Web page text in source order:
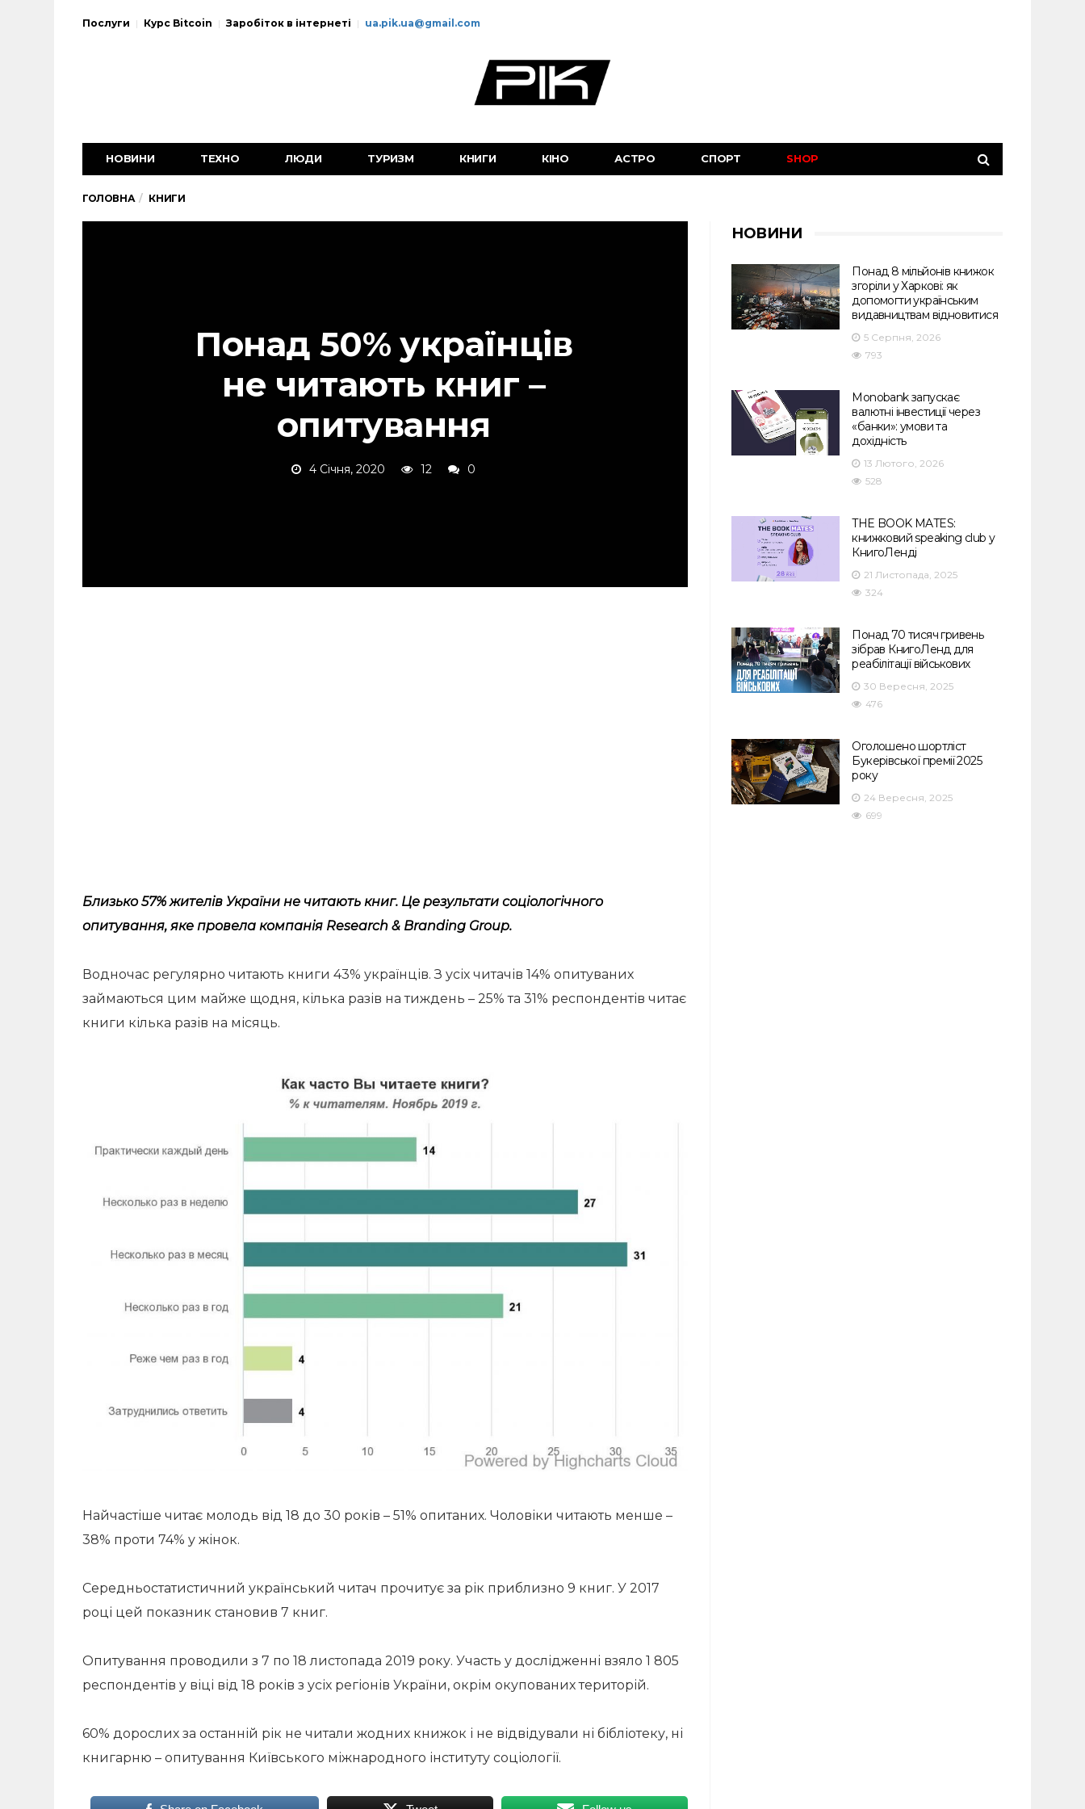
Послуги Курс Bitcoin Заробіток в інтернеті ua.pik.ua@gmail.com
НОВИНИ ТЕХНО ЛЮДИ ТУРИЗМ КНИГИ КІНО АСТРО СПОРТ SHOP
ГОЛОВНА КНИГИ
Понад 50% українців
не читають книг –
опитування
4 Січня, 2020 12 0
Близько 57% жителів України не читають книг. Це результати соціологічного
опитування, яке провела компанія Research & Branding Group.
Водночас регулярно читають книги 43% українців. З усіх читачів 14% опитуваних
займаються цим майже щодня, кілька разів на тиждень – 25% та 31% респондентів читає
книги кілька разів на місяць.
Найчастіше читає молодь від 18 до 30 років – 51% опитаних. Чоловіки читають менше –
38% проти 74% у жінок.
Середньостатистичний український читач прочитує за рік приблизно 9 книг. У 2017
році цей показник становив 7 книг.
Опитування проводили з 7 по 18 листопада 2019 року. Участь у дослідженні взяло 1 805
респондентів у віці від 18 років з усіх регіонів України, окрім окупованих територій.
60% дорослих за останній рік не читали жодних книжок і не відвідували ні бібліотеку, ні
книгарню – опитування Київського міжнародного інституту соціології.
НОВИНИ
Понад 8 мільйонів книжок
згоріли у Харкові: як
допомогти українським
видавництвам відновитися
5 Серпня, 2026
793
Monobank запускає
валютні інвестиції через
«банки»: умови та
дохідність
13 Лютого, 2026
528
THE BOOK MATES:
книжковий speaking club у
КнигоЛенді
21 Листопада, 2025
324
Понад 70 тисяч гривень
зібрав КнигоЛенд для
реабілітації військових
30 Вересня, 2025
476
Оголошено шортліст
Букерівської премії 2025
року
24 Вересня, 2025
699